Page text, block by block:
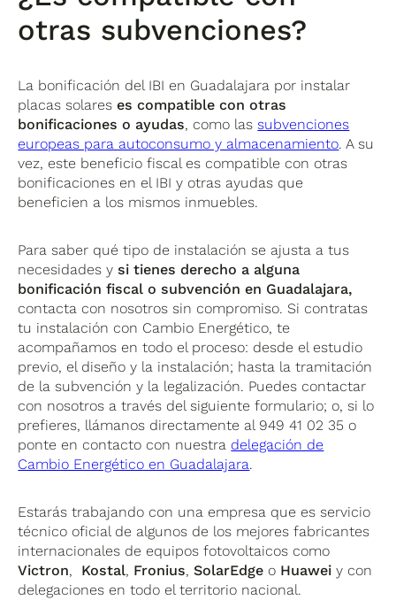
otras subvenciones?
La bonificación del IBI en Guadalajara por instalar
placas solareses compatible con otras
bonificaciones o ayudas, como lassubvenciones
europeas para autoconsumo y almacenamiento. A su
vez, este beneficio fiscal es compatible con otras
bonificaciones en el IBI y otras ayudas que
beneficien a los mismos inmuebles.
Para saber qué tipo de instalación se ajusta a tus
necesidades ysi tienes derecho a alguna
bonificación fiscal o subvención en Guadalajara,
contacta con nosotros sin compromiso. Si contratas
tu instalación con Cambio Energético, te
acompañamos en todo el proceso: desde el estudio
previo, el diseño y la instalación; hasta la tramitación
de la subvención y la legalización. Puedes contactar
con nosotros a través del siguiente formulario; o, si lo
prefieres, llámanos directamente al 949 41 02 35 o
ponte en contacto con nuestra delegación de
Cambio Energético en Guadalajara.
Estarás trabajando con una empresa que es servicio
técnico oficial de algunos de los mejores fabricantes
internacionales de equipos fotovoltaicos como
Victron, Kostal, Fronius,SolarEdge o Huawei y con
delegaciones en todo el territorio nacional.